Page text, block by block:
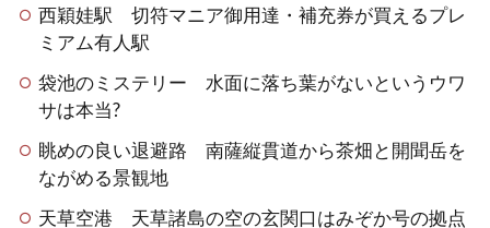
西穎娃駅 切符マニア御用達・補充券が買えるプレ
ミアム有人駅
袋池のミステリー 水面に落ち葉がないというウワ
サは本当?
眺めの良い退避路 南薩縦貫道から茶畑と開聞岳を
ながめる景観地
天草空港 天草諸島の空の玄関口はみぞか号の拠点